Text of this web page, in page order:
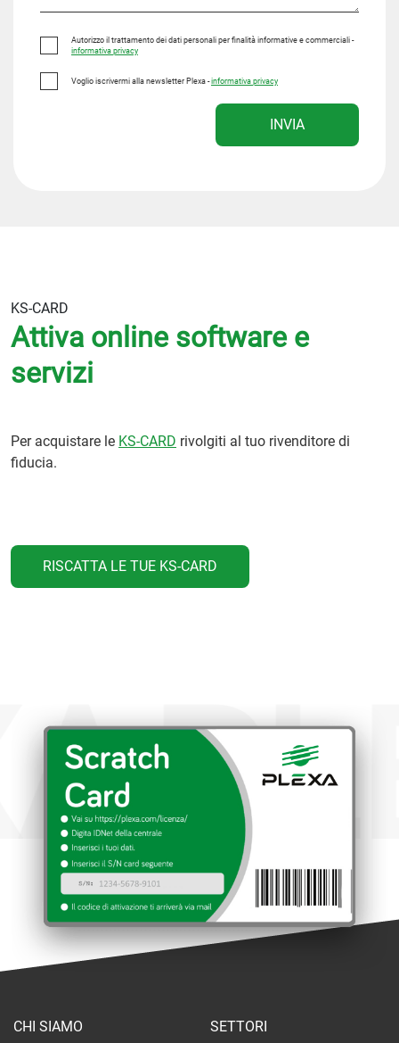
Autorizzo il trattamento dei dati personali per finalità informative e commerciali -
informativa privacy
Voglio iscrivermi alla newsletter Plexa -informativa privacy
INVIA
KS-CARD
Attiva online software e
servizi
Per acquistare le KS-CARD rivolgiti al tuo rivenditore di
fiducia.
RISCATTA LE TUE KS-CARD
CHI SIAMO SETTORI